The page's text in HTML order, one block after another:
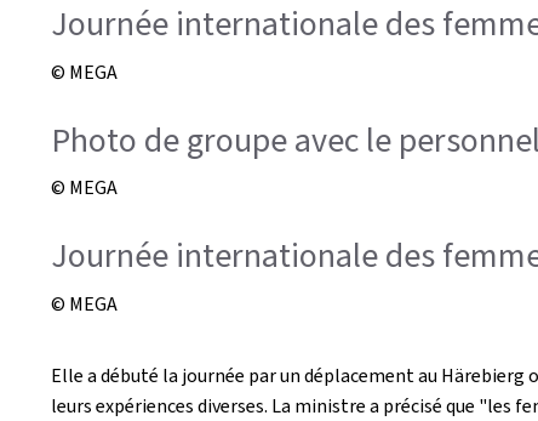
Journée internationale des
© MEGA
Photo de groupe avec le
© MEGA
Journée internationale des
© MEGA
Elle a débuté la journée par un déplacement au
leurs expériences diverses. La ministre a précisé que "les